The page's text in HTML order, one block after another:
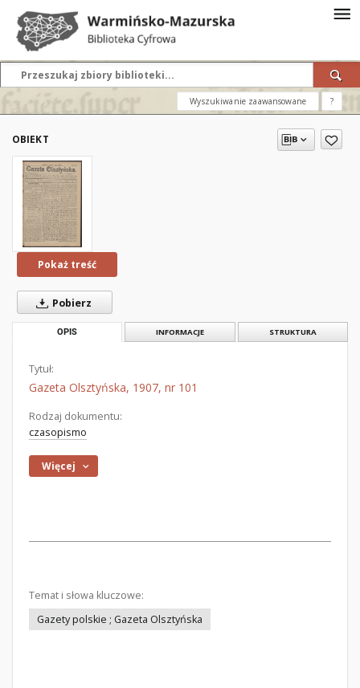
Wyszukiwanie zaawansowane ?
OBIEKT
Pokaż treść
Pobierz
OPIS INFORMACJE STRUKTURA
Tytuł:
Gazeta Olsztyńska, 1907, nr 101
Rodzaj dokumentu:
czasopismo
Więcej
Temat i słowa kluczowe:
Gazety polskie ; Gazeta Olsztyńska